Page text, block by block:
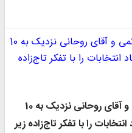
آجورلو: مجموعه لیست آقای خاتمی و آقای روحانی نزدیک به 10
را با تفکر تاج‌زاده زیر